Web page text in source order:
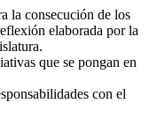
la consecución de los
elaborada por la
que se pongan en
con el